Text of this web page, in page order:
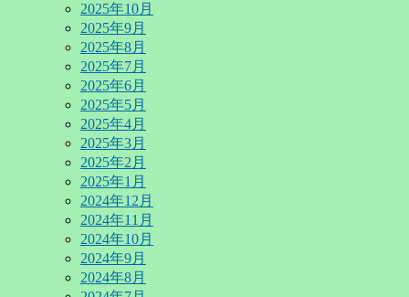
2025年10月
2025年9月
2025年8月
2025年7月
2025年6月
2025年5月
2025年4月
2025年3月
2025年2月
2025年1月
2024年12月
2024年11月
2024年10月
2024年9月
2024年8月